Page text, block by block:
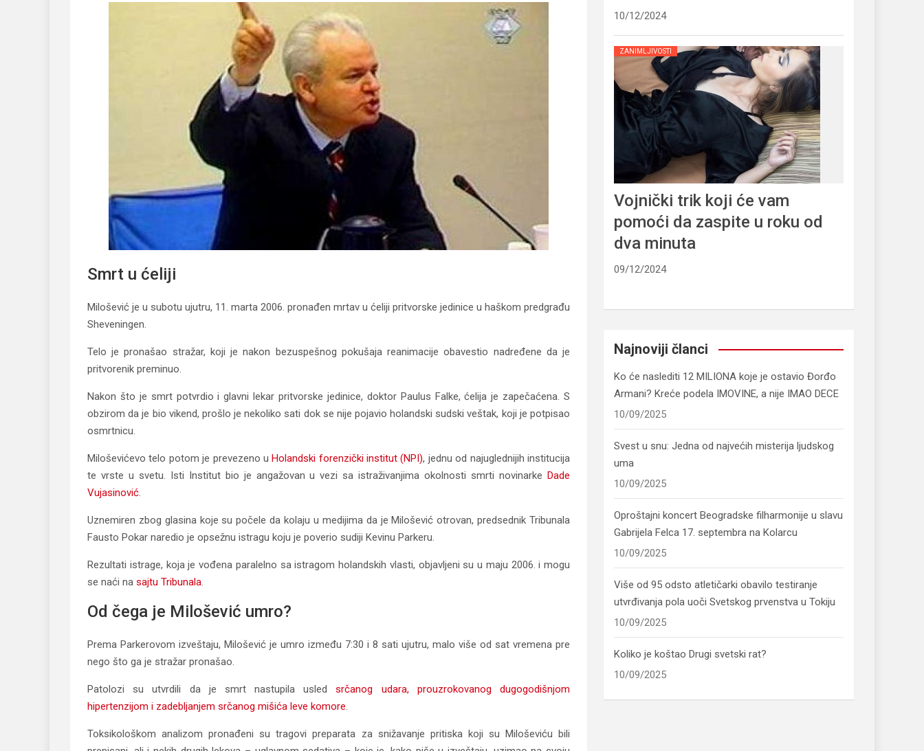
Smrt u ćeliji
Milošević je u subotu ujutru, 11. marta 2006. pronađen mrtav u ćeliji pritvorske jedinice u haškom predgrađu
Sheveningen.
Telo je pronašao stražar, koji je nakon bezuspešnog pokušaja reanimacije obavestio nadređene da je
pritvorenik preminuo.
Nakon što je smrt potvrdio i glavni lekar pritvorske jedinice, doktor Paulus Falke, ćelija je zapečaćena. S
obzirom da je bio vikend, prošlo je nekoliko sati dok se nije pojavio holandski sudski veštak, koji je potpisao
osmrtnicu.
Miloševićevo telo potom je prevezeno uHolandski forenzički institut (NPI), jednu od najuglednijih institucija
te vrste u svetu. Isti Institut bio je angažovan u vezi sa istraživanjima okolnosti smrti novinarke Dade
Vujasinović.
Uznemiren zbog glasina koje su počele da kolaju u medijima da je Milošević otrovan, predsednik Tribunala
Fausto Pokar naredio je opsežnu istragu koju je poverio sudiji Kevinu Parkeru.
Rezultati istrage, koja je vođena paralelno sa istragom holandskih vlasti, objavljeni su u maju 2006. i mogu
se naći na sajtu Tribunala.
Od čega je Milošević umro?
Prema Parkerovom izveštaju, Milošević je umro između 7:30 i 8 sati ujutru, malo više od sat vremena pre
nego što ga je stražar pronašao.
Patolozi su utvrdili da je smrt nastupila usledsrčanog udara, prouzrokovanog dugogodišnjom
hipertenzijom i zadebljanjem srčanog mišića leve komore.
Toksikološkom analizom pronađeni su tragovi preparata za snižavanje pritiska koji su Miloševiću bili
10/12/2024
ZANIMLJIVOSTI
Vojnički trik koji će vam
pomoći da zaspite u roku od
dva minuta
09/12/2024
Najnoviji članci
Ko će naslediti 12 MILIONA koje je ostavio Đorđo
Armani? Kreće podela IMOVINE, a nije IMAO DECE
10/09/2025
Svest u snu: Jedna od najvećih misterija ljudskog
uma
10/09/2025
Oproštajni koncert Beogradske filharmonije u slavu
Gabrijela Felca 17. septembra na Kolarcu
10/09/2025
Više od 95 odsto atletičarki obavilo testiranje
utvrđivanja pola uoči Svetskog prvenstva u Tokiju
10/09/2025
Koliko je koštao Drugi svetski rat?
10/09/2025